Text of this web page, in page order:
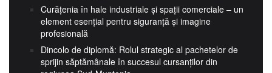
Curățenia în hale industriale și spații comerciale – un
element esențial pentru siguranță și imagine
profesională
Dincolo de diplomă: Rolul strategic al pachetelor de
sprijin săptămânale în succesul cursanților din